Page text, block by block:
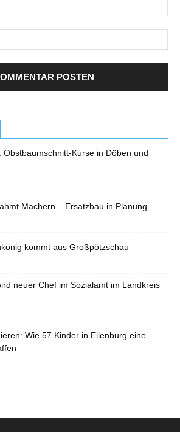
Obstbaumschnitt-Kurse in Döben und
Machern – Ersatzbau in Planung
kommt aus Großpötzschau
neuer Chef im Sozialamt im Landkreis
Wie 57 Kinder in Eilenburg eine